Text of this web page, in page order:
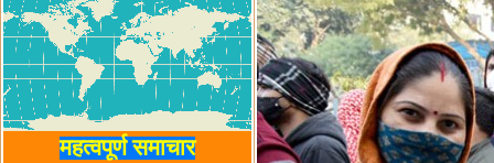
महत्वपूर्ण समाचार